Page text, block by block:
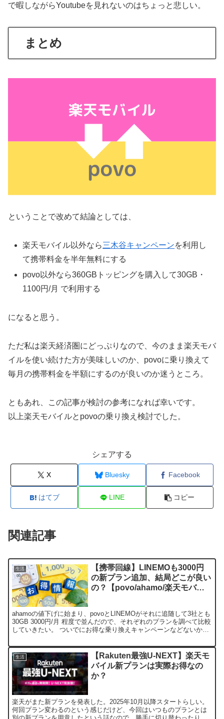
で暇しながらYoutubeを見れないのはちょっと悲しい。
まとめ
ということで改めて結論としては、
楽天モバイル以外なら三木谷キャンペーンを利用し
て携帯料金を半年無料にする
povo以外なら360GBトッピングを購入して30GB・
1100円/月 で利用する
になると思う。
ただ私は楽天経済圏にどっぷりなので、今のまま楽天モバ
イルを使い続けた方が美味しいのか、povoに乗り換えて
毎月の携帯料金を半額にするのが良いのか迷うところ。
ともあれ、この記事が検討の参考になれば幸いです。
以上楽天モバイルとpovoの乗り換え検討でした。
シェアする
X Bluesky Facebook
はてブ LINE コピー
関連記事
生活
【携帯回線】LINEMOも3000円
の新プラン追加、結局どこが良い
の？【povo/ahamo/楽天モバイ
ahamoの値下げに始まり、povoとLINEMOがそれに追随して3社とも
30GB 3000円/月 程度で並んだので、それぞれのプランを調べて比較
していきたい。 ついでにお得な乗り換えキャンペーンなどないか検
生活
【Rakuten最強U-NEXT】楽天モ
バイル新プランは実際お得なの
か？
楽天がまた新プランを発表した。2025年10月以降スタートらしい。
何回プラン変わるのという感じだけど、今回はいつものプランとは